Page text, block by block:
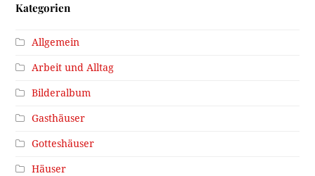
Kategorien
Allgemein
Arbeit und Alltag
Bilderalbum
Gasthäuser
Gotteshäuser
Häuser